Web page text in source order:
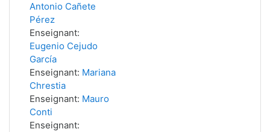
Antonio Cañete
Pérez
Enseignant:
Eugenio Cejudo
García
Enseignant: Mariana
Chrestia
Enseignant: Mauro
Conti
Enseignant: